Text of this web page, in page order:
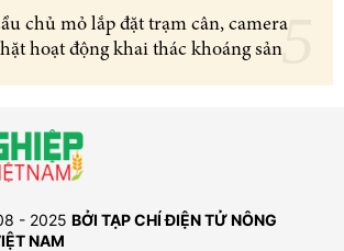
chủ mỏ lắp đặt trạm cân, camera
hoạt động khai thác khoáng sản
- 2025 BỞI TẠP CHÍ ĐIỆN TỬ NÔNG
NAM